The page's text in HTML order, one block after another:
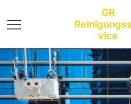
Inhalt
springen
GR
vice